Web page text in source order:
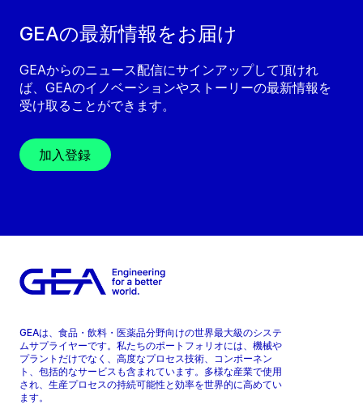
GEAの最新情報をお届け
GEAからのニュース配信にサインアップして頂けれ
ば、GEAのイノベーションやストーリーの最新情報を
受け取ることができます。
加入登録
GEAは、食品・飲料・医薬品分野向けの世界最大級のシステ
ムサプライヤーです。私たちのポートフォリオには、機械や
プラントだけでなく、高度なプロセス技術、コンポーネン
ト、包括的なサービスも含まれています。多様な産業で使用
され、生産プロセスの持続可能性と効率を世界的に高めてい
ます。